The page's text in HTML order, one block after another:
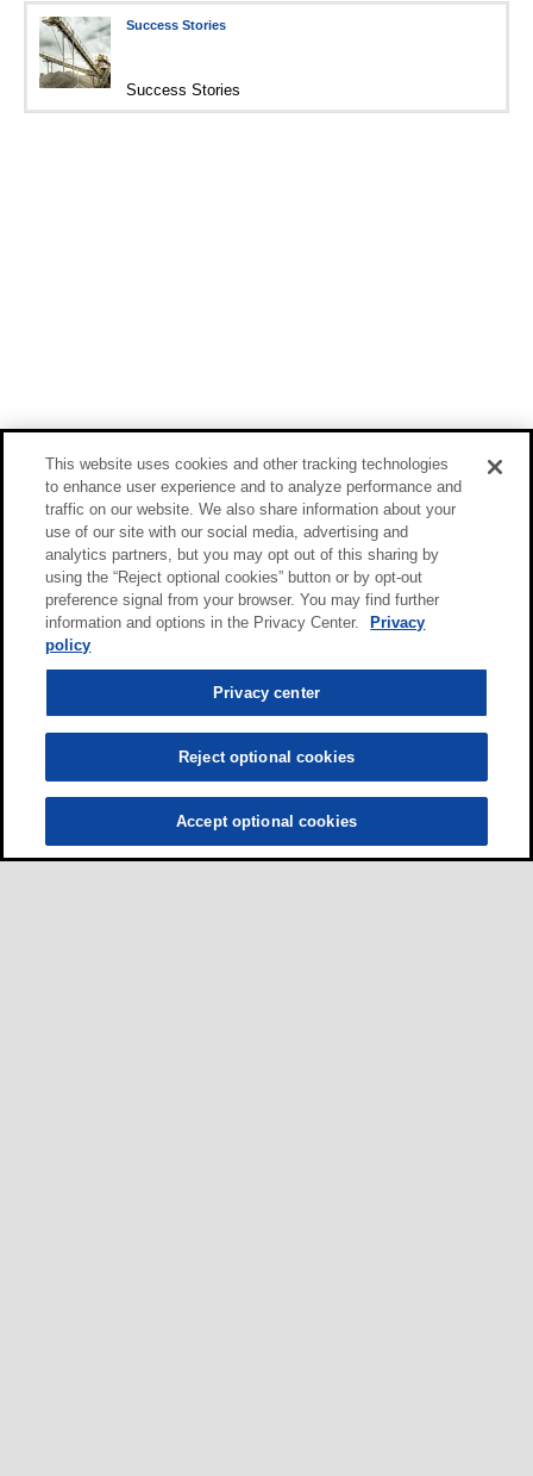
Success Stories
Success Stories
This website uses cookies and other tracking technologies
to enhance user experience and to analyze performance and
traffic on our website. We also share information about your
use of our site with our social media, advertising and
analytics partners, but you may opt out of this sharing by
using the “Reject optional cookies” button or by opt-out
preference signal from your browser. You may find further
information and options in the Privacy Center.
Privacy
policy
Privacy center
Reject optional cookies
Accept optional cookies